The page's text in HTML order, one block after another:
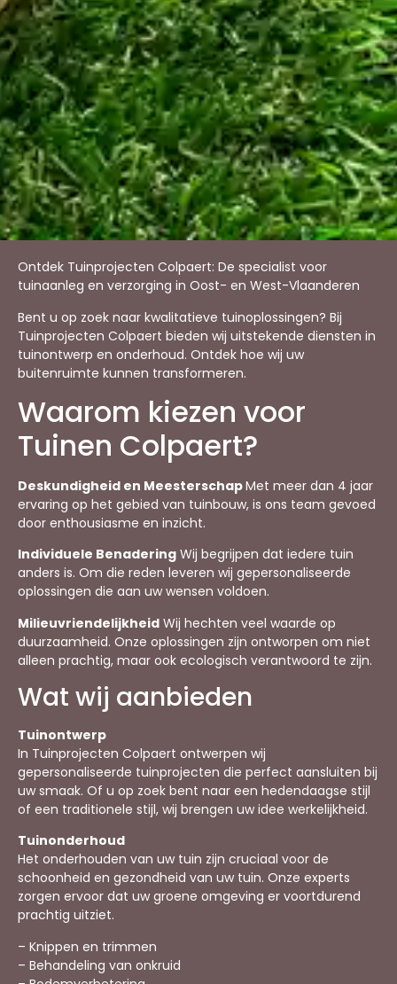
Ontdek Tuinprojecten Colpaert: De specialist voor
tuinaanleg en verzorging in Oost- en West-Vlaanderen
Bent u op zoek naar kwalitatieve tuinoplossingen? Bij
Tuinprojecten Colpaert bieden wij uitstekende diensten in
tuinontwerp en onderhoud. Ontdek hoe wij uw
buitenruimte kunnen transformeren.
Waarom kiezen voor
Tuinen Colpaert?
Deskundigheid en MeesterschapMet meer dan 4 jaar
ervaring op het gebied van tuinbouw, is ons team gevoed
door enthousiasme en inzicht.
Individuele Benadering Wij begrijpen dat iedere tuin
anders is. Om die reden leveren wij gepersonaliseerde
oplossingen die aan uw wensen voldoen.
Milieuvriendelijkheid Wij hechten veel waarde op
duurzaamheid. Onze oplossingen zijn ontworpen om niet
alleen prachtig, maar ook ecologisch verantwoord te zijn.
Wat wij aanbieden
Tuinontwerp
In Tuinprojecten Colpaert ontwerpen wij
gepersonaliseerde tuinprojecten die perfect aansluiten bij
uw smaak. Of u op zoek bent naar een hedendaagse stijl
of een traditionele stijl, wij brengen uw idee werkelijkheid.
Tuinonderhoud
Het onderhouden van uw tuin zijn cruciaal voor de
schoonheid en gezondheid van uw tuin. Onze experts
zorgen ervoor dat uw groene omgeving er voortdurend
prachtig uitziet.
– Knippen en trimmen
– Behandeling van onkruid